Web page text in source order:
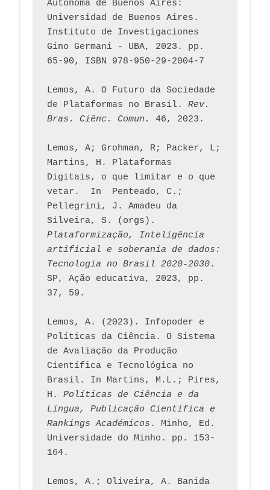
Autónoma de Buenos Aires:
Universidad de Buenos Aires.
Instituto de Investigaciones
Gino Germani - UBA, 2023. pp.
65-90, ISBN 978-950-29-2004-7
Lemos, A. O Futuro da Sociedade
de Plataformas no Brasil. Rev.
Bras. Ciênc. Comun.
Lemos, A; Grohman, R; Packer, L;
Martins, H. Plataformas
Digitais, o que limitar e o que
vetar.  In  Penteado, C.;
Pellegrini, J. Amadeu da
Plataformização, Inteligência
artificial e soberania de dados:
Tecnologia no Brasil 2020-2030.
SP, Ação educativa, 2023, pp.
37, 59.
Lemos, A. (2023). Infopoder e
Políticas da Ciência. O Sistema
de Avaliação da Produção
Científica e Tecnológica no
Brasil. In Martins, M.L.; Pires,
H. Políticas de Ciência e da
Língua, Publicação Científica e
Rankings Académicos . Minho, Ed.
Universidade do Minho. pp. 153-
164.
Lemos, A.; Oliveira, A. Banida